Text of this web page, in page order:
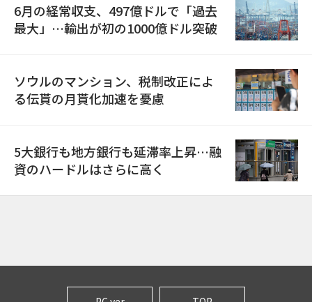
6月の経常収支、497億ドルで「過去
最大」…輸出が初の1000億ドル突破
ソウルのマンション、税制改正によ
る伝貰の月貰化加速を憂慮
5大銀行も地方銀行も延滞率上昇…融
資のハードルはさらに高く